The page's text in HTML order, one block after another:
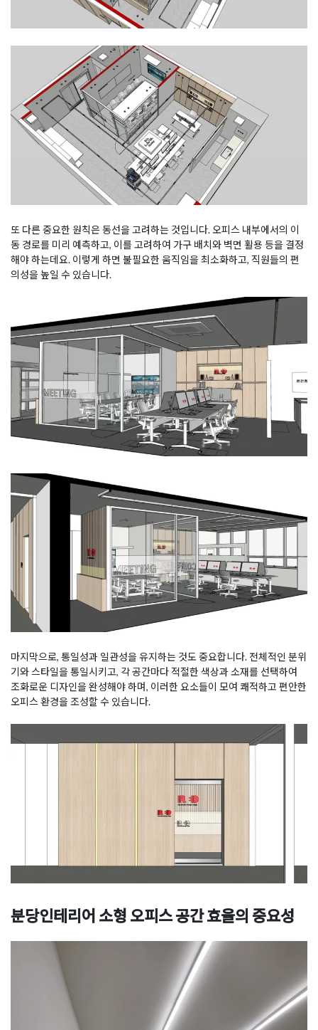
또 다른 중요한 원칙은 동선을 고려하는 것입니다. 오피스 내부에서의 이
동 경로를 미리 예측하고, 이를 고려하여 가구 배치와 벽면 활용 등을 결정
해야 하는데요. 이렇게 하면 불필요한 움직임을 최소화하고, 직원들의 편
의성을 높일 수 있습니다.
마지막으로, 통일성과 일관성을 유지하는 것도 중요합니다. 전체적인 분위
기와 스타일을 통일시키고, 각 공간마다 적절한 색상과 소재를 선택하여
조화로운 디자인을 완성해야 하며, 이러한 요소들이 모여 쾌적하고 편안한
오피스 환경을 조성할 수 있습니다.
분당인테리어 소형 오피스 공간 효율의 중요성